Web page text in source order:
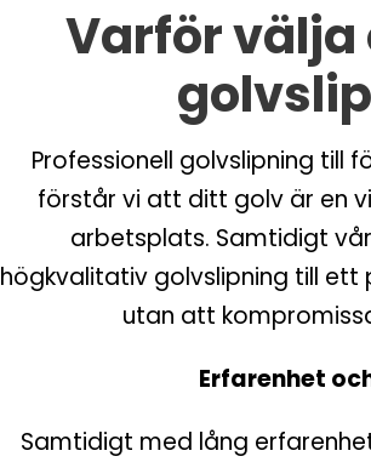
Varför välja
Professionell golvslipning till
förstår vi att ditt golv är en
arbetsplats. Samtidigt
högkvalitativ golvslipning till ett
utan att
Erfarenhet
Samtidigt med lång